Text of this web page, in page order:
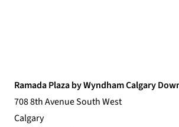
Ramada Plaza by Wyndham Calgary
708 8th Avenue South West
Calgary